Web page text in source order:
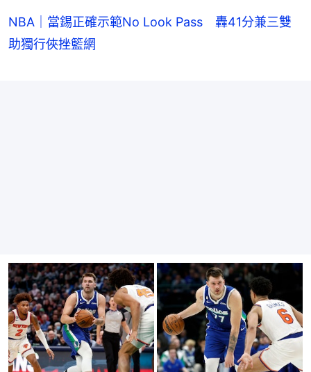
NBA｜當錫正確示範No Look Pass 轟41分兼三雙
助獨行俠挫籃網